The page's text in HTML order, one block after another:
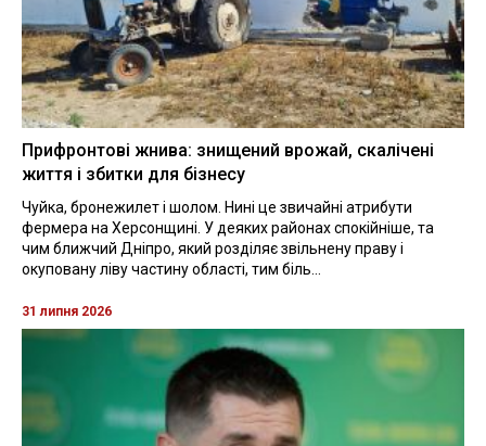
Прифронтові жнива: знищений врожай, скалічені
життя і збитки для бізнесу
Чуйка, бронежилет і шолом. Нині це звичайні атрибути
фермера на Херсонщині. У деяких районах спокійніше, та
чим ближчий Дніпро, який розділяє звільнену праву і
окуповану ліву частину області, тим біль...
31 липня 2026